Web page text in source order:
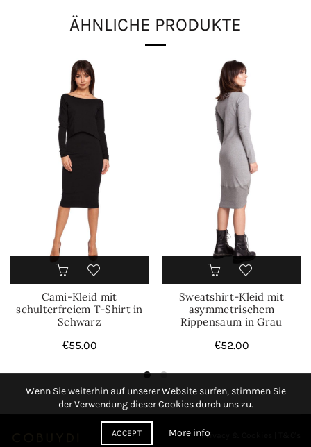
ÄHNLICHE PRODUKTE
Cami-Kleid mit
schulterfreiem T-Shirt in
Schwarz
€55.00
Sweatshirt-Kleid mit
asymmetrischem
Rippensaum in Grau
€52.00
Privacy & Cookies
Wenn Sie weiterhin auf unserer Website surfen, stimmen Sie
der Verwendung dieser Cookies durch uns zu.
ACCEPT More info